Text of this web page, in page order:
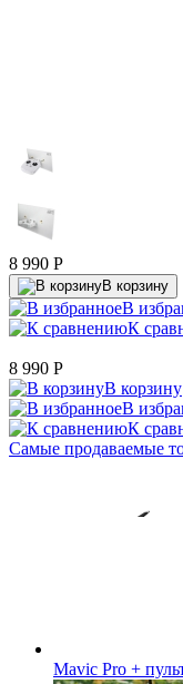
8 990 P
В корзину
В
К
8 990 P
В корзину
В
К
Самые продаваемые
Mavic Pro +